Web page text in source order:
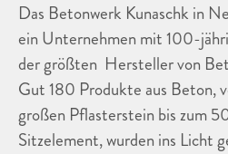
Das Betonwerk Kunaschk in
ein Unternehmen mit 100-
der größten Hersteller von
Gut 180 Produkte aus Beton,
großen Pflasterstein bis zum
Sitzelement, wurden ins Licht